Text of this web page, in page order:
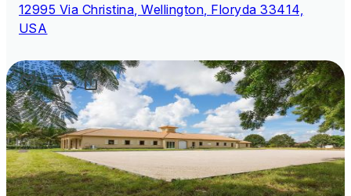
12995 Via Christina, Wellington, Floryda 33414,
USA